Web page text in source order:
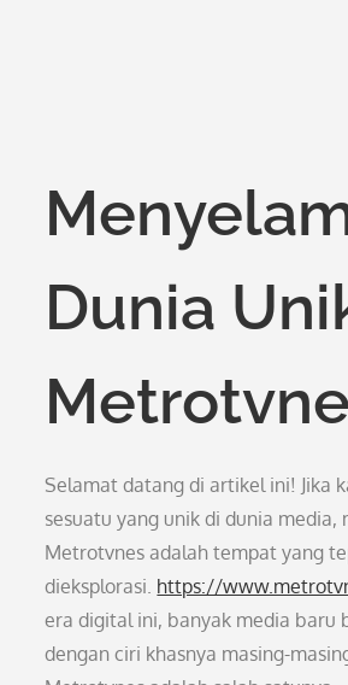
Dunia
Selamat datang di artikel ini! Jika
sesuatu yang unik di dunia media,
Metrotvnes adalah tempat yang
dieksplorasi. https://
era digital ini, banyak media baru
dengan ciri khasnya masing-